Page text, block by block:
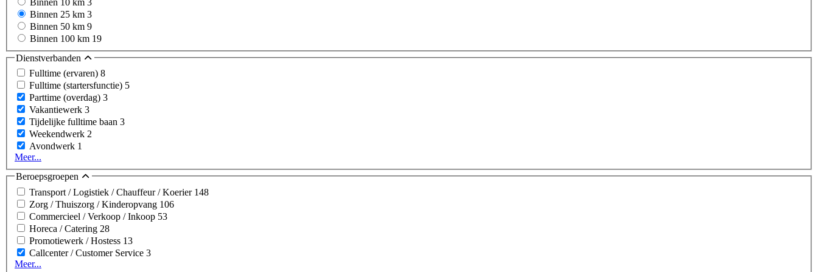
Binnen 25 km 3
Binnen 50 km 9
Binnen 100 km 19
Dienstverbanden
Fulltime (ervaren) 8
Fulltime (startersfunctie) 5
Parttime (overdag) 3
Vakantiewerk 3
Tijdelijke fulltime baan 3
Weekendwerk 2
Avondwerk 1
Meer...
Beroepsgroepen
Transport / Logistiek / Chauffeur / Koerier 148
Zorg / Thuiszorg / Kinderopvang 106
Commercieel / Verkoop / Inkoop 53
Horeca / Catering 28
Promotiewerk / Hostess 13
Callcenter / Customer Service 3
Meer...